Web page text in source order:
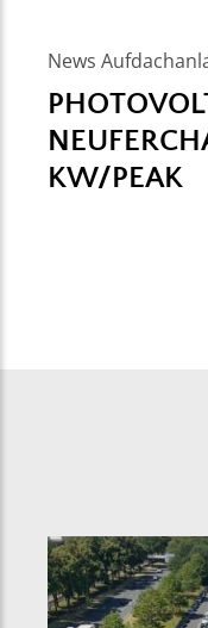
News
KW/PEAK